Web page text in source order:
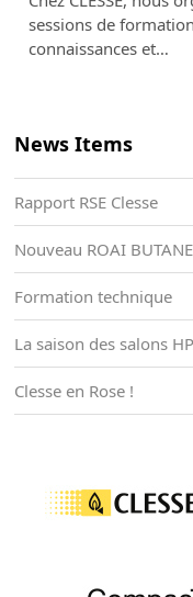
sessions de
connaissances et…
News Items
Rapport RSE Clesse
Nouveau ROAI
Formation technique
La saison des salons
Clesse en Rose !